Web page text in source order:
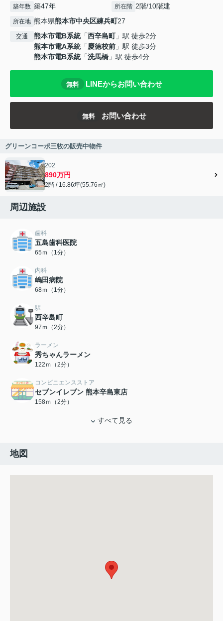
築年数 築47年 所在階 2階/10階建
所在地 熊本県熊本市中央区練兵町27
交通 熊本市電B系統「西辛島町」駅 徒歩2分
熊本市電A系統「慶徳校前 」駅 徒歩3分
熊本市電B系統「洗馬橋 」駅 徒歩4分
無料 LINEからお問い合わせ
無料 お問い合わせ
グリーンコーポ三牧の販売中物件
202
890万円
2階 / 16.86坪(55.76㎡)
周辺施設
歯科
五島歯科医院
65ｍ（1分）
内科
嶋田病院
68ｍ（1分）
駅
西辛島町
97ｍ（2分）
ラーメン
秀ちゃんラーメン
122ｍ（2分）
コンビニエンスストア
セブンイレブン 熊本辛島東店
158ｍ（2分）
すべて見る
地図